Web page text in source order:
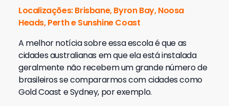
Localizações: Brisbane, Byron Bay, Noosa
Heads, Perth e Sunshine Coast
A melhor notícia sobre essa escola é que as
cidades australianas em que ela está instalada
geralmente não recebem um grande número de
brasileiros se compararmos com cidades como
Gold Coast e Sydney, por exemplo.